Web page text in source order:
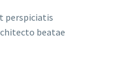
perspiciatis
beatae